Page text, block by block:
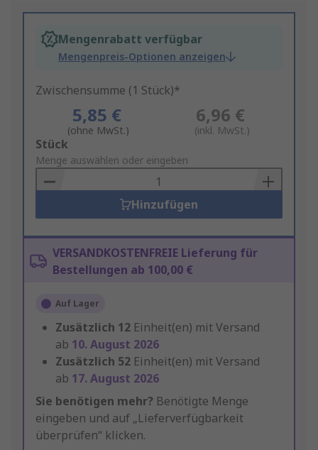
Mengenrabatt verfügbar
Mengenpreis-Optionen anzeigen
Zwischensumme (1 Stück)*
5,85 €
(ohne MwSt.)
6,96 €
(inkl. MwSt.)
Add
to
Basket
Stück
Menge auswählen oder eingeben
Hinzufügen
VERSANDKOSTENFREIE Lieferung für
Bestellungen ab 100,00 €
Auf Lager
Zusätzlich 12 Einheit(en) mit Versand
ab 10. August 2026
Zusätzlich 52 Einheit(en) mit Versand
ab 17. August 2026
Sie benötigen mehr? Benötigte Menge
eingeben und auf „Lieferverfügbarkeit
überprüfen“ klicken.